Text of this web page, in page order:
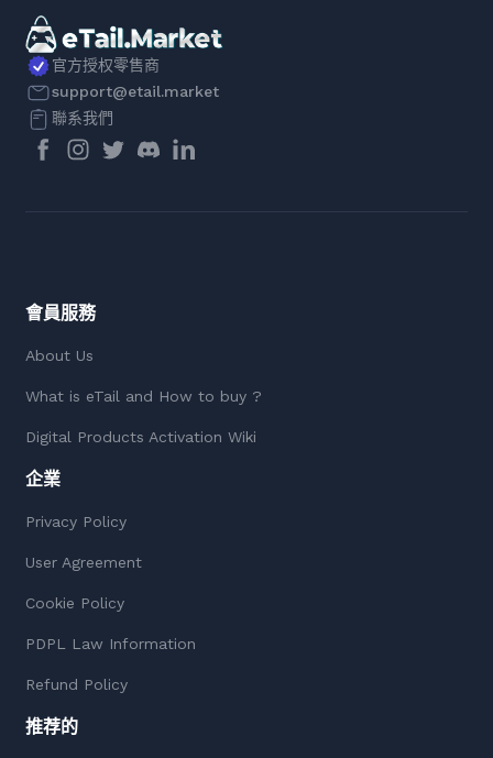
官方授权零售商
support@etail.market
聯系我們
會員服務
About Us
What is eTail and How to buy ?
Digital Products Activation Wiki
企業
Privacy Policy
User Agreement
Cookie Policy
PDPL Law Information
Refund Policy
推荐的